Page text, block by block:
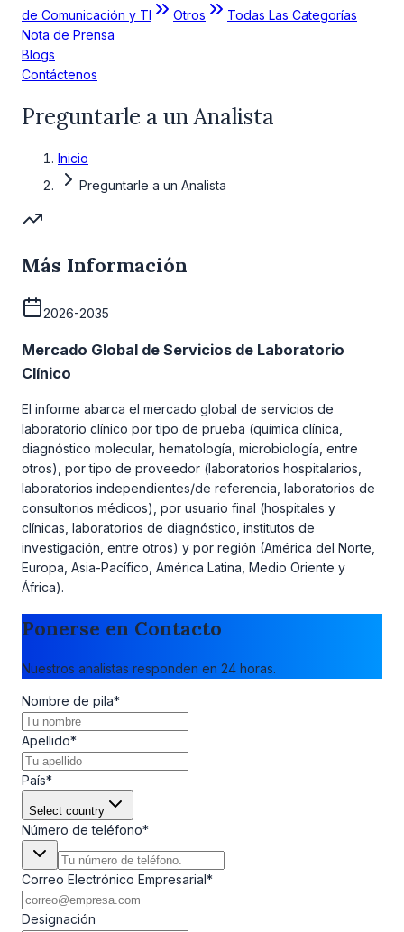
de Comunicación y TI
Otros
Todas Las Categorías
Nota de Prensa
Blogs
Contáctenos
Preguntarle a un Analista
Inicio
Preguntarle a un Analista
Más Información
2026-2035
Mercado Global de Servicios de Laboratorio
Clínico
El informe abarca el mercado global de servicios de
laboratorio clínico por tipo de prueba (química clínica,
diagnóstico molecular, hematología, microbiología, entre
otros), por tipo de proveedor (laboratorios hospitalarios,
laboratorios independientes/de referencia, laboratorios de
consultorios médicos), por usuario final (hospitales y
clínicas, laboratorios de diagnóstico, institutos de
investigación, entre otros) y por región (América del Norte,
Europa, Asia-Pacífico, América Latina, Medio Oriente y
África).
Ponerse en Contacto
Nuestros analistas responden en 24 horas.
Nombre de pila*
Apellido*
País*
Select country
Número de teléfono*
Correo Electrónico Empresarial*
Designación